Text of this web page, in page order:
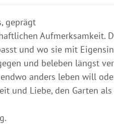
geprägt
Aufmerksamkeit.
und wo sie mit
und beleben längst
anders leben will
Liebe, den Garten